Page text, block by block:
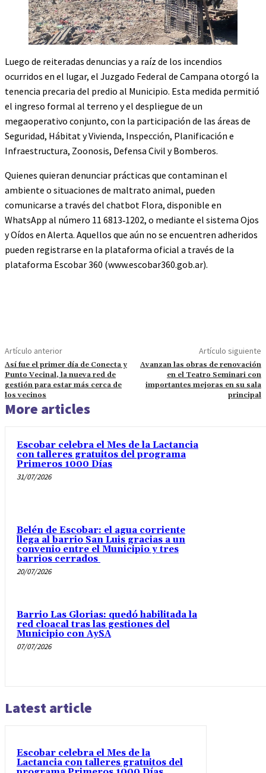
Luego de reiteradas denuncias y a raíz de los incendios
ocurridos en el lugar, el Juzgado Federal de Campana otorgó la
tenencia precaria del predio al Municipio. Esta medida permitió
el ingreso formal al terreno y el despliegue de un
megaoperativo conjunto, con la participación de las áreas de
Seguridad, Hábitat y Vivienda, Inspección, Planificación e
Infraestructura, Zoonosis, Defensa Civil y Bomberos.
Quienes quieran denunciar prácticas que contaminan el
ambiente o situaciones de maltrato animal, pueden
comunicarse a través del chatbot Flora, disponible en
WhatsApp al número 11 6813‑1202, o mediante el sistema Ojos
y Oídos en Alerta. Aquellos que aún no se encuentren adheridos
pueden registrarse en la plataforma oficial a través de la
plataforma Escobar 360 (www.escobar360.gob.ar).
Artículo anterior
Así fue el primer día de Conecta y
Punto Vecinal, la nueva red de
gestión para estar más cerca de
los vecinos
Artículo siguiente
Avanzan las obras de renovación
en el Teatro Seminari con
importantes mejoras en su sala
principal
More articles
Escobar celebra el Mes de la Lactancia
con talleres gratuitos del programa
Primeros 1000 Días
31/07/2026
Belén de Escobar: el agua corriente
llega al barrio San Luis gracias a un
convenio entre el Municipio y tres
barrios cerrados
20/07/2026
Barrio Las Glorias: quedó habilitada la
red cloacal tras las gestiones del
Municipio con AySA
07/07/2026
Latest article
Escobar celebra el Mes de la
Lactancia con talleres gratuitos del